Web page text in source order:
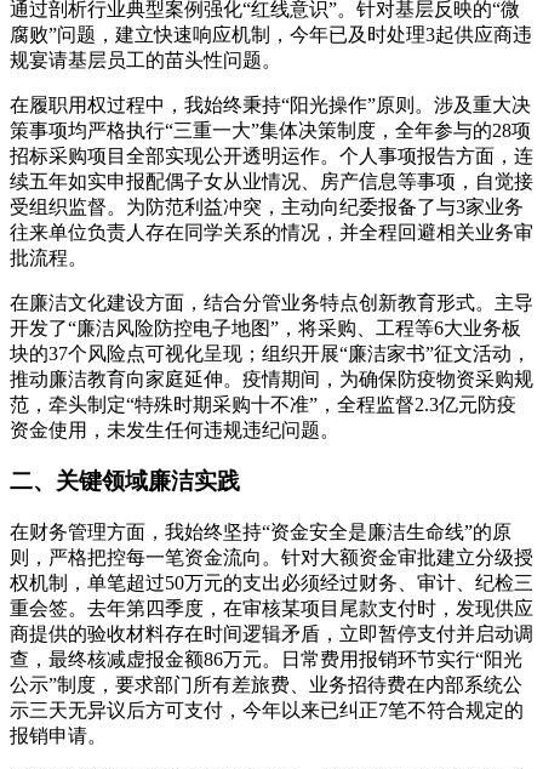
通过剖析行业典型案例强化“红线意识”。针对基层反映的“微
腐败”问题，建立快速响应机制，今年已及时处理3起供应商违
规宴请基层员工的苗头性问题。
在履职用权过程中，我始终秉持“阳光操作”原则。涉及重大决
策事项均严格执行“三重一大”集体决策制度，全年参与的28项
招标采购项目全部实现公开透明运作。个人事项报告方面，连
续五年如实申报配偶子女从业情况、房产信息等事项，自觉接
受组织监督。为防范利益冲突，主动向纪委报备了与3家业务
往来单位负责人存在同学关系的情况，并全程回避相关业务审
批流程。
在廉洁文化建设方面，结合分管业务特点创新教育形式。主导
开发了“廉洁风险防控电子地图”，将采购、工程等6大业务板
块的37个风险点可视化呈现；组织开展“廉洁家书”征文活动，
推动廉洁教育向家庭延伸。疫情期间，为确保防疫物资采购规
范，牵头制定“特殊时期采购十不准”，全程监督2.3亿元防疫
资金使用，未发生任何违规违纪问题。
二、关键领域廉洁实践
在财务管理方面，我始终坚持“资金安全是廉洁生命线”的原
则，严格把控每一笔资金流向。针对大额资金审批建立分级授
权机制，单笔超过50万元的支出必须经过财务、审计、纪检三
重会签。去年第四季度，在审核某项目尾款支付时，发现供应
商提供的验收材料存在时间逻辑矛盾，立即暂停支付并启动调
查，最终核减虚报金额86万元。日常费用报销环节实行“阳光
公示”制度，要求部门所有差旅费、业务招待费在内部系统公
示三天无异议后方可支付，今年以来已纠正7笔不符合规定的
报销申请。